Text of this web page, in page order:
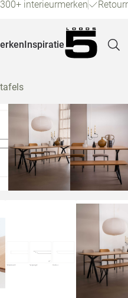
300+ interieurmerken
Inspiratie